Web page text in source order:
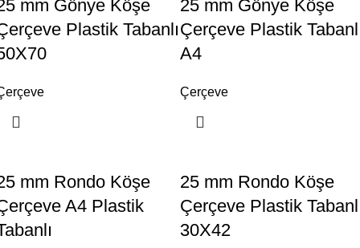
mm Gönye Köşe
Plastik Tabanlı
25 mm Gönye Köşe
Çerçeve Plastik
A4
Çerçeve
mm Rondo Köşe
A4 Plastik
25 mm Rondo Köşe
Çerçeve Plastik
30X42